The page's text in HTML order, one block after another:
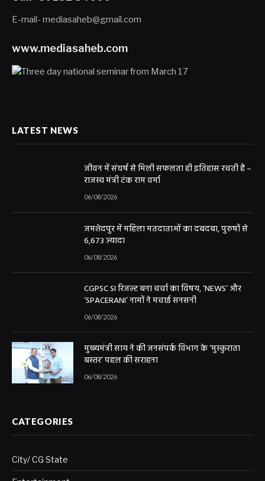
E-mail- mediasaheb@gmail.com
www.mediasaheb.com
LATEST NEWS
जीवन में संघर्ष से मिली सफलता ही इतिहास रचती है –
राजस्व मंत्री टंक राम वर्मा
06/08/2026
जमशेदपुर में महिला मतदाताओं का दबदबा, पुरुषों से
6,673 ज्यादा
06/08/2026
CGPSC SI रिजल्ट बना चर्चा का विषय, ‘NEWS’ और
‘SPACERANI’ नामों ने मचाई सनसनी
06/08/2026
मुख्यमंत्री साय ने की जनसंपर्क विभाग के ‘मुस्कुराता
बस्तर’ पहल की सराहना
06/08/2026
CATEGORIES
City/ CG State